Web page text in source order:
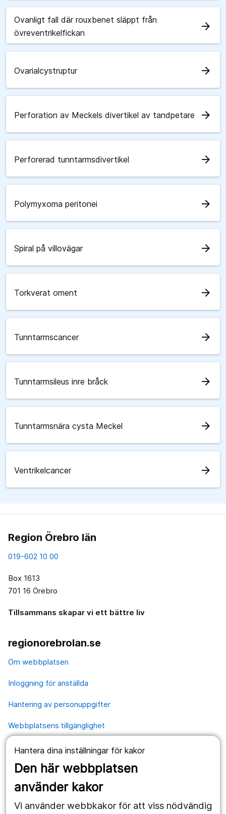
Hantera dina inställningar för kakor
Den här webbplatsen
använder kakor
Vi använder webbkakor för att viss nödvändig
Ovanligt fall där rouxbenet släppt från
övreventrikelfickan
arrow_forward
Ovarialcystruptur arrow_forward
Perforation av Meckels divertikel av tandpetare arrow_forward
Perforerad tunntarmsdivertikel arrow_forward
Polymyxoma peritonei arrow_forward
Spiral på villovägar arrow_forward
Torkverat oment arrow_forward
Tunntarmscancer arrow_forward
Tunntarmsileus inre bråck arrow_forward
Tunntarmsnära cysta Meckel arrow_forward
Ventrikelcancer arrow_forward
Region Örebro län
019-602 10 00
Box 1613
701 16 Örebro
Tillsammans skapar vi ett bättre liv
regionorebrolan.se
Om webbplatsen
Inloggning för anställda
Hantering av personuppgifter
Webbplatsens tillgänglighet
Våra webbplatser
1177.se